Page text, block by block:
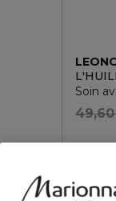
Soin